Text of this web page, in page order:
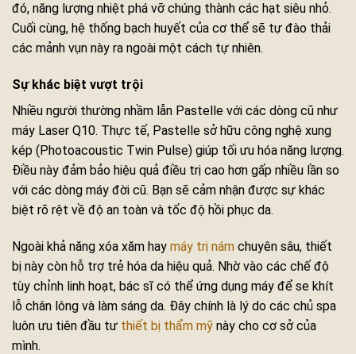
đó, năng lượng nhiệt phá vỡ chúng thành các hạt siêu nhỏ.
Cuối cùng, hệ thống bạch huyết của cơ thể sẽ tự đào thải
các mảnh vụn này ra ngoài một cách tự nhiên.
Sự khác biệt vượt trội
Nhiều người thường nhầm lẫn Pastelle với các dòng cũ như
máy Laser Q10. Thực tế, Pastelle sở hữu công nghệ xung
kép (Photoacoustic Twin Pulse) giúp tối ưu hóa năng lượng.
Điều này đảm bảo hiệu quả điều trị cao hơn gấp nhiều lần so
với các dòng máy đời cũ. Bạn sẽ cảm nhận được sự khác
biệt rõ rệt về độ an toàn và tốc độ hồi phục da.
Ngoài khả năng xóa xăm hay máy trị nám chuyên sâu, thiết
bị này còn hỗ trợ trẻ hóa da hiệu quả. Nhờ vào các chế độ
tùy chỉnh linh hoạt, bác sĩ có thể ứng dụng máy để se khít
lỗ chân lông và làm sáng da. Đây chính là lý do các chủ spa
luôn ưu tiên đầu tư thiết bị thẩm mỹ này cho cơ sở của
mình.